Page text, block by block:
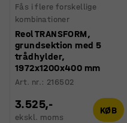
Fås i flere forskellige
kombinationer
Reol TRANSFORM,
grundsektion med 5
trådhylder,
1972x1200x400 mm
Art. nr.: 216502
3.525,-
ekskl. moms
KØB